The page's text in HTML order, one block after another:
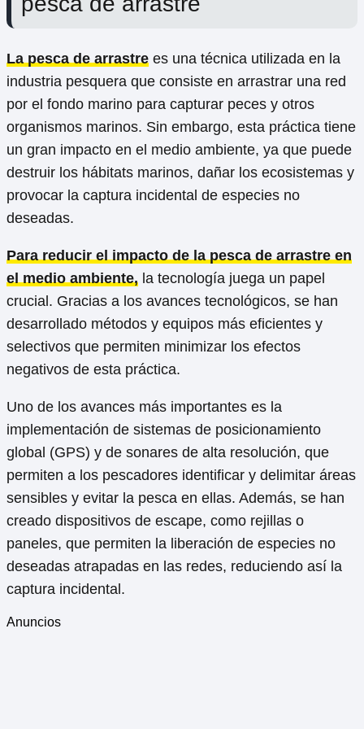
La pesca de arrastre es una técnica utilizada en la
industria pesquera que consiste en arrastrar una red
por el fondo marino para capturar peces y otros
organismos marinos. Sin embargo, esta práctica tiene
un gran impacto en el medio ambiente, ya que puede
destruir los hábitats marinos, dañar los ecosistemas y
provocar la captura incidental de especies no
deseadas.
Para reducir el impacto de la pesca de arrastre en
el medio ambiente, la tecnología juega un papel
crucial. Gracias a los avances tecnológicos, se han
desarrollado métodos y equipos más eficientes y
selectivos que permiten minimizar los efectos
negativos de esta práctica.
Uno de los avances más importantes es la
implementación de sistemas de posicionamiento
global (GPS) y de sonares de alta resolución, que
permiten a los pescadores identificar y delimitar áreas
sensibles y evitar la pesca en ellas. Además, se han
creado dispositivos de escape, como rejillas o
paneles, que permiten la liberación de especies no
deseadas atrapadas en las redes, reduciendo así la
captura incidental.
Anuncios